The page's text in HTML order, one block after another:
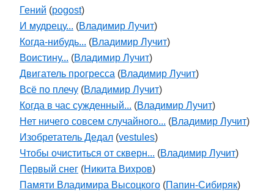
Гений (pogost)
И мудрецу... (Владимир Лучит)
Когда-нибудь... (Владимир Лучит)
Воистину... (Владимир Лучит)
Двигатель прогресса (Владимир Лучит)
Всё по плечу (Владимир Лучит)
Когда в час сужденный... (Владимир Лучит)
Нет ничего совсем случайного... (Владимир Лучит)
Изобретатель Дедал (vestules)
Чтобы очиститься от скверн... (Владимир Лучит)
Первый снег (Никита Вихров)
Памяти Владимира Высоцкого (Папин-Сибиряк)